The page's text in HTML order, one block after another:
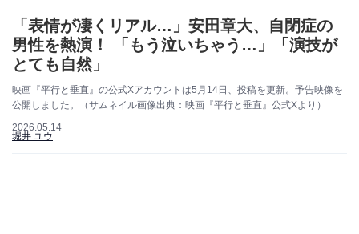
「表情が凄くリアル…」安田章大、自閉症の
男性を熱演！ 「もう泣いちゃう…」「演技が
とても自然」
映画『平行と垂直』の公式Xアカウントは5月14日、投稿を更新。予告映像を
公開しました。（サムネイル画像出典：映画『平行と垂直』公式Xより）
2026.05.14
堀井 ユウ